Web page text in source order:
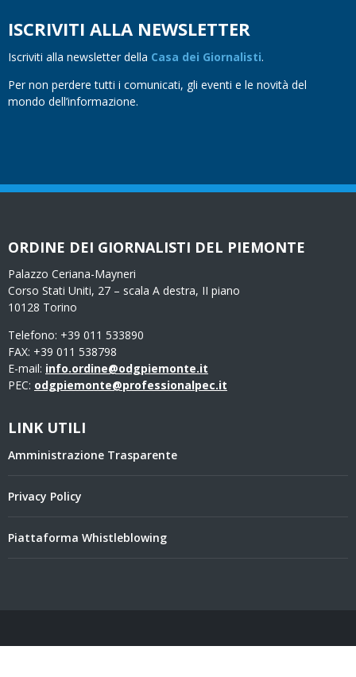
ISCRIVITI ALLA NEWSLETTER
Iscriviti alla newsletter della Casa dei Giornalisti.
Per non perdere tutti i comunicati, gli eventi e le novità del
mondo dell’informazione.
ORDINE DEI GIORNALISTI DEL PIEMONTE
Palazzo Ceriana-Mayneri
Corso Stati Uniti, 27 – scala A destra, II piano
10128 Torino
Telefono: +39 011 533890
FAX: +39 011 538798
E-mail: info.ordine@odgpiemonte.it
PEC: odgpiemonte@professionalpec.it
LINK UTILI
Amministrazione Trasparente
Privacy Policy
Piattaforma Whistleblowing